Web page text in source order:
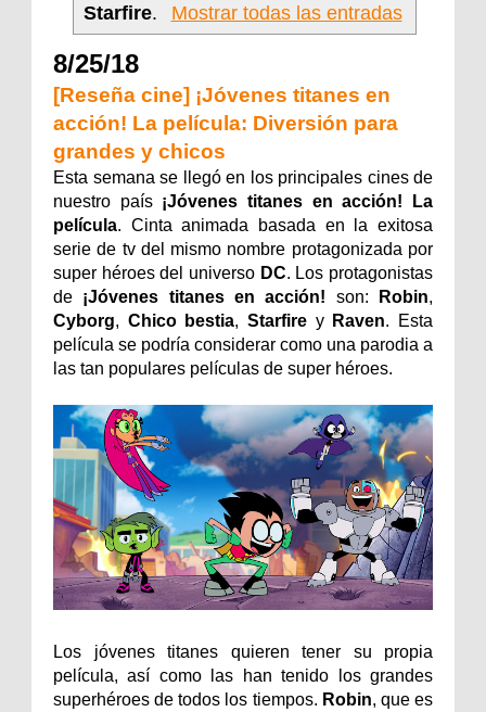
Starfire. Mostrar todas las entradas
8/25/18
[Reseña cine] ¡Jóvenes titanes en
acción! La película: Diversión para
grandes y chicos
Esta semana se llegó en los principales cines de
nuestro país ¡Jóvenes titanes en acción! La
película. Cinta animada basada en la exitosa
serie de tv del mismo nombre protagonizada por
super héroes del universo DC. Los protagonistas
de ¡Jóvenes titanes en acción! son: Robin,
Cyborg, Chico bestia,Starfire y Raven. Esta
película se podría considerar como una parodia a
las tan populares películas de super héroes.
Los jóvenes titanes quieren tener su propia
película, así como las han tenido los grandes
superhéroes de todos los tiempos. Robin, que es